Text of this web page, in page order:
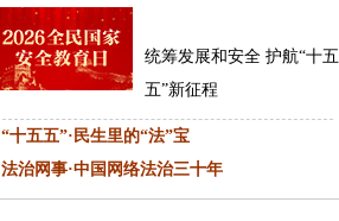
统筹发展和安全 护航“十五
五”新征程
“十五五”·民生里的“法”宝
法治网事·中国网络法治三十年